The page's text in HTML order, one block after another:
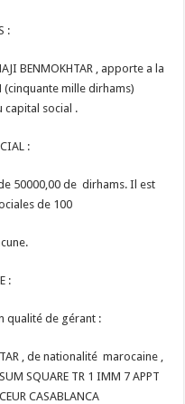
:
BENMOKHTAR , apporte a la
(cinquante mille dirhams)
capital social .
:
50000,00 de dirhams. Il est
de 100
:
qualité de gérant :
, de nationalité marocaine ,
SQUARE TR 1 IMM 7 APPT
CASABLANCA